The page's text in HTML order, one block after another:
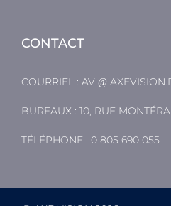
CONTACT
COURRIEL : AV
BUREAUX : 10, RUE
TÉLÉPHONE : 0 805 690 055